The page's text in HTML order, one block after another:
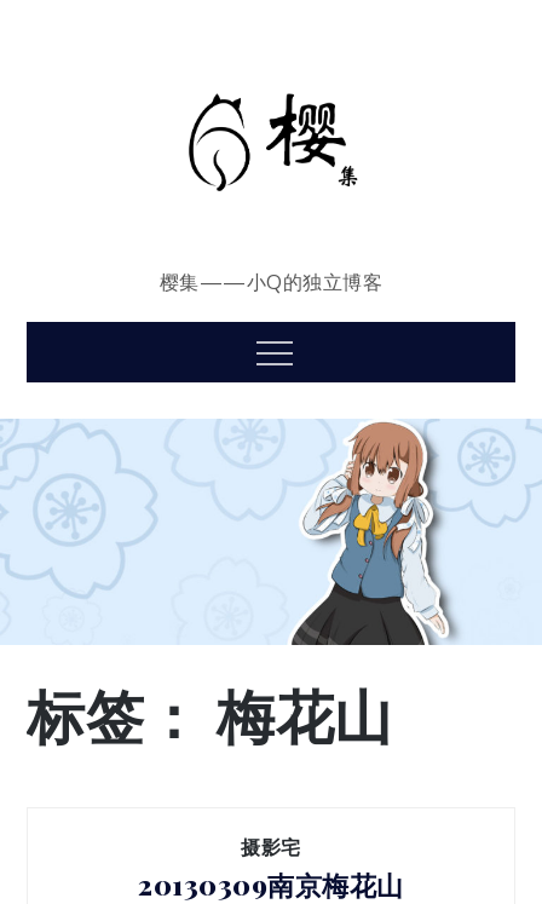
樱集——小Q的独立博客
Menu
标签：梅花山
摄影宅
20130309南京梅花山